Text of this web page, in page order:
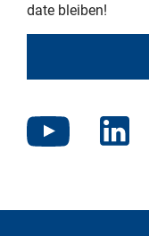
date bleiben!